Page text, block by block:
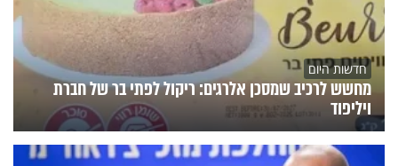
חדשות היום
מחשש לרכיב שמסכן אלרגים: ריקול לפתי בר של חברת
ויליפוד